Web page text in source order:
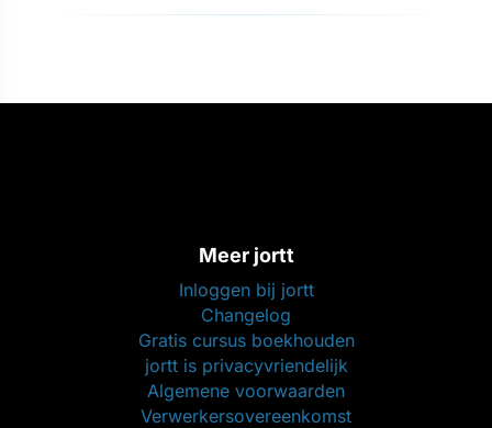
Meer jortt
Inloggen bij jortt
Changelog
Gratis cursus boekhouden
jortt is privacyvriendelijk
Algemene voorwaarden
Verwerkersovereenkomst